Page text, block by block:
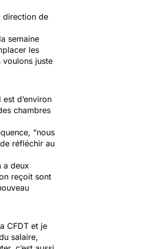
direction de
semaine
les
voulons juste
d’environ
chambres
"nous
réfléchir au
a deux
reçoit sont
CFDT et je
salaire,